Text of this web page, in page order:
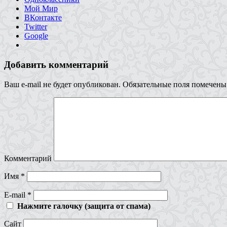
Мой Мир
ВКонтакте
Twitter
Google
Добавить комментарий
Ваш e-mail не будет опубликован. Обязательные поля
Комментарий
Имя *
E-mail *
Нажмите галочку (защита от спама)
Сайт